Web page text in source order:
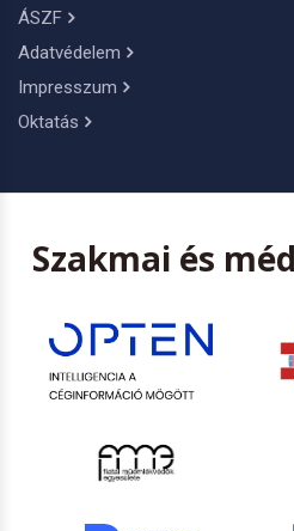
ÁSZF
Adatvédelem
Impresszum
Oktatás
Szakmai és